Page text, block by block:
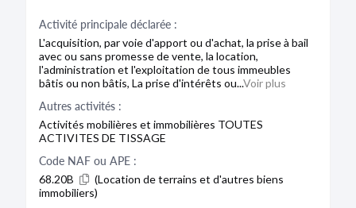
Activité principale déclarée :
L'acquisition, par voie d'apport ou d'achat, la prise à bail
avec ou sans promesse de vente, la location,
l'administration et l'exploitation de tous immeubles
bâtis ou non bâtis, La prise d'intérêts ou...Voir plus
Autres activités :
Activités mobilières et immobilières TOUTES
ACTIVITES DE TISSAGE
Code NAF ou APE :
68.20B
(Location de terrains et d'autres biens
immobiliers)